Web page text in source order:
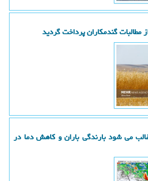
می شود بارندگی باران و کاهش دما در